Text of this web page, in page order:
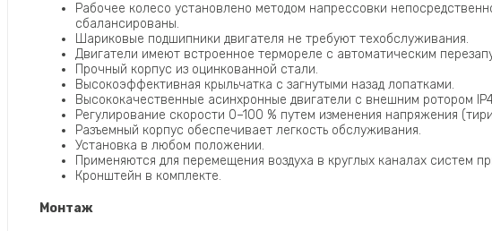
Рабочее колесо установлено методом напрессовки
сбалансированы.
Шариковые подшипники двигателя не требуют техобслуживания.
Двигатели имеют встроенное термореле с автоматическим
Прочный корпус из оцинкованной стали.
Высокоэффективная крыльчатка с загнутыми назад лопатками.
Высококачественные асинхронные двигатели с внешним ротором
Регулирование скорости 0–100 % путем изменения напряжения
Разъемный корпус обеспечивает легкость обслуживания.
Установка в любом положении.
Применяются для перемещения воздуха в круглых каналах систем
Кронштейн в комплекте.
Монтаж